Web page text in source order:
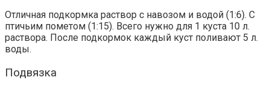
Отличная подкормка раствор с навозом и водой (1:6). С
птичьим пометом (1:15). Всего нужно для 1 куста 10 л.
раствора. После подкормок каждый куст поливают 5 л.
воды.
Подвязка